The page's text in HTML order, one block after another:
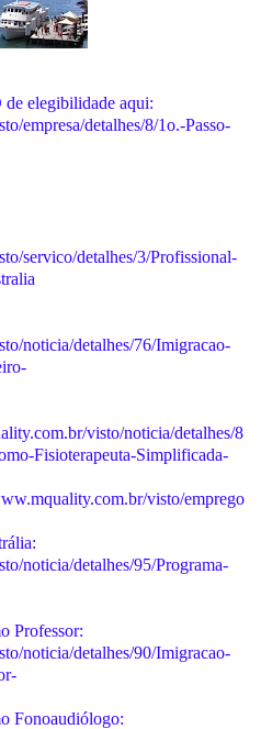
elegibilidade aqui:
empresa/detalhes/8/1o.-Passo-
servico/detalhes/3/Profissional-
noticia/detalhes/76/Imigracao-
visto/noticia/detalhes/8
Fisioterapeuta-Simplificada-
visto/emprego
noticia/detalhes/95/Programa-
Professor:
noticia/detalhes/90/Imigracao-
Fonoaudiólogo: